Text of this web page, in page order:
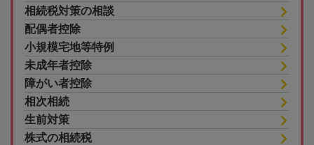
相続税対策の相談
配偶者控除
小規模宅地等特例
未成年者控除
障がい者控除
相次相続
生前対策
株式の相続税